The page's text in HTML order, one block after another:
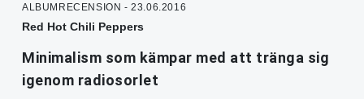
ALBUMRECENSION - 23.06.2016
Red Hot Chili Peppers
Minimalism som kämpar med att tränga sig
igenom radiosorlet